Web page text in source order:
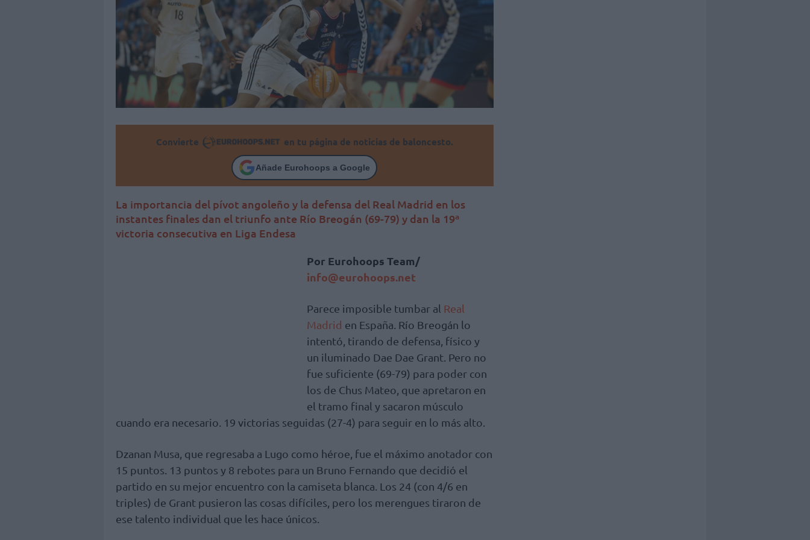
Convierte en tu página de noticias de baloncesto.
Añade Eurohoops a Google
La importancia del pívot angoleño y la defensa del Real Madrid en los
instantes finales dan el triunfo ante Río Breogán (69-79) y dan la 19ª
victoria consecutiva en Liga Endesa
Por Eurohoops Team/
info@eurohoops.net
Parece imposible tumbar al Real
Madrid en España. Río Breogán lo
intentó, tirando de defensa, físico y
un iluminado Dae Dae Grant. Pero no
fue suficiente (69-79) para poder con
los de Chus Mateo, que apretaron en
el tramo final y sacaron músculo
cuando era necesario. 19 victorias seguidas (27-4) para seguir en lo más alto.
Dzanan Musa, que regresaba a Lugo como héroe, fue el máximo anotador con
15 puntos. 13 puntos y 8 rebotes para un Bruno Fernando que decidió el
partido en su mejor encuentro con la camiseta blanca. Los 24 (con 4/6 en
triples) de Grant pusieron las cosas difíciles, pero los merengues tiraron de
ese talento individual que les hace únicos.